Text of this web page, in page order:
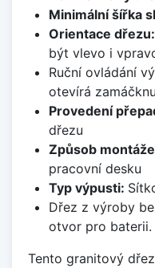
Minimální šířka
Orientace dřezu:
být vlevo i
Ruční ovládání
otevírá
Provedení
dřezu
Způsob
pracovní desku
Typ výpusti:
Dřez z výroby
otvor pro baterii.
Tento granitový